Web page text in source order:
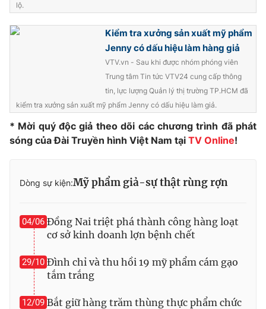
Photo Infographic
Shorts video
VTV Thể thao
VTV Sức khoẻ Bất động sản
VTV4 Vươn mình bằng AI
VTV9 VTV8
Liên hệ tòa soạn English
lộ.
Kiểm tra xưởng sản xuất mỹ phẩm
Jenny có dấu hiệu làm hàng giả
VTV.vn - Sau khi được nhóm phóng viên
Trung tâm Tin tức VTV24 cung cấp thông
tin, lực lượng Quản lý thị trường TP.HCM đã
kiểm tra xưởng sản xuất mỹ phẩm Jenny có dấu hiệu làm giả.
* Mời quý độc giả theo dõi các chương trình đã phát
sóng của Đài Truyền hình Việt Nam tại TV Online!
Dòng sự kiện:Mỹ phẩm giả-sự thật rùng rợn
04/06 Đồng Nai triệt phá thành công hàng loạt
cơ sở kinh doanh lợn bệnh chết
29/10 Đình chỉ và thu hồi 19 mỹ phẩm cám gạo
tắm trắng
12/09 Bắt giữ hàng trăm thùng thực phẩm chức